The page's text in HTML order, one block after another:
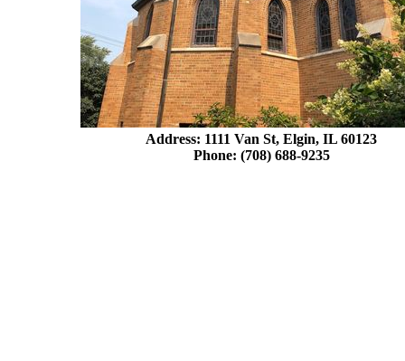
Address: 1111 Van St, Elgin, IL 60123
Phone: (708) 688-9235